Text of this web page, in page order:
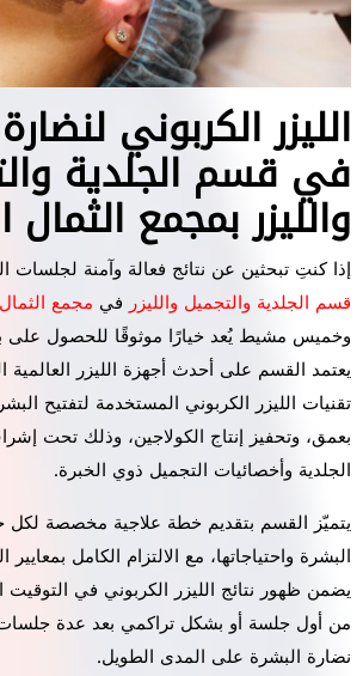
الليزر الكربوني
في قسم الجلدية
والليزر بمجمع
إذا كنتِ تبحثين عن نتائج فعالة وآمنة لجلسات
قسم الجلدية والتجميل والليزرفي مجمع
وخميس مشيط يُعد خيارًا موثوقًا للحصول
يعتمد القسم على أحدث أجهزة الليزر العالمية
تقنيات الليزر الكربوني المستخدمة لتفتيح
بعمق، وتحفيز إنتاج الكولاجين، وذلك تحت
الجلدية وأخصائيات التجميل ذوي الخبرة.
يتميّز القسم بتقديم خطة علاجية مخصصة
البشرة واحتياجاتها، مع الالتزام الكامل بمعايير
يضمن ظهور نتائج الليزر الكربوني في التوقيت
من أول جلسة أو بشكل تراكمي بعد عدة
نضارة البشرة على المدى الطويل.